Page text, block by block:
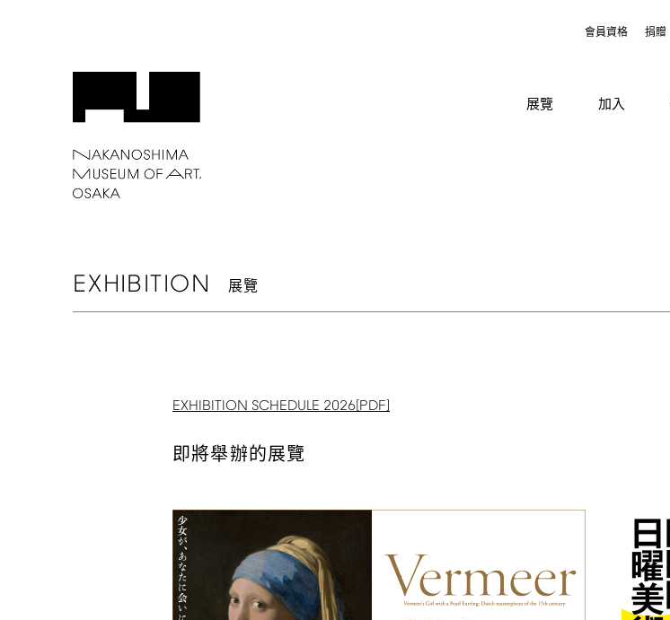
會員資格 捐贈
展覽 加入
EXHIBITION 展覽
EXHIBITION SCHEDULE 2026[PDF]
即將舉辦的展覽